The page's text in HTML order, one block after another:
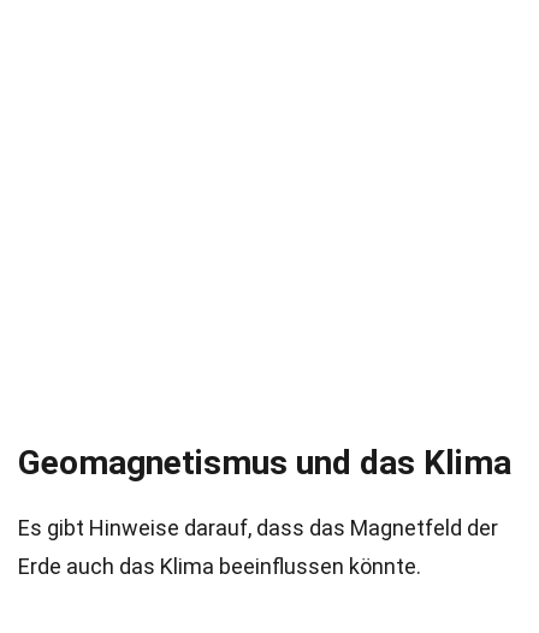
Geomagnetismus und das Klima
Es gibt Hinweise darauf, dass das Magnetfeld der
Erde auch das Klima beeinflussen könnte.